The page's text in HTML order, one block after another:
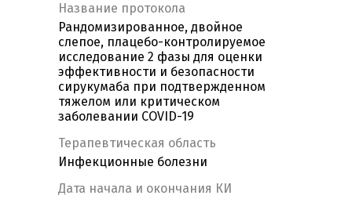
Название протокола
Рандомизированное, двойное
слепое, плацебо-контролируемое
исследование 2 фазы для оценки
эффективности и безопасности
сирукумаба при подтвержденном
тяжелом или критическом
заболевании COVID-19
Терапевтическая область
Инфекционные болезни
Дата начала и окончания КИ